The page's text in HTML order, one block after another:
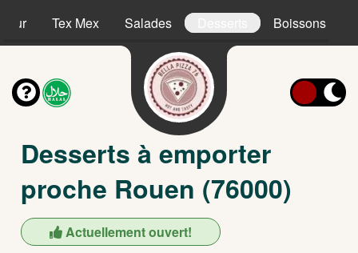
Tex Mex Salades Boissons
Desserts à emporter
proche Rouen (76000)
Actuellement ouvert!